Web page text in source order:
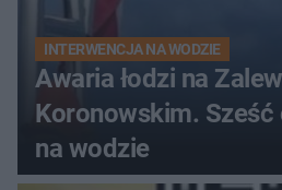
INTERWENCJA NA WODZIE
Awaria łodzi na
Koronowskim. Sześć
na wodzie